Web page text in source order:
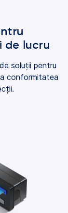
de lucru
soluții pentru
conformitatea